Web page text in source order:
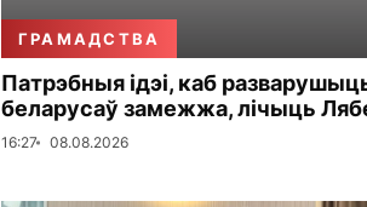
ГРАМАДСТВА
Патрэбныя ідэі, каб
беларусаў замежжа, лічыць
16:27 08.08.2026